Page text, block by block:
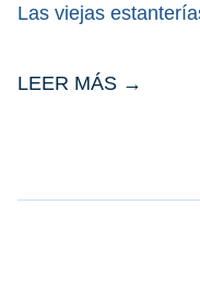
Las viejas
LEER MÁS →